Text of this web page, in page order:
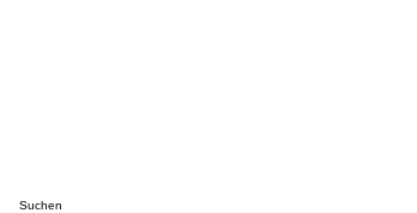
Suchen